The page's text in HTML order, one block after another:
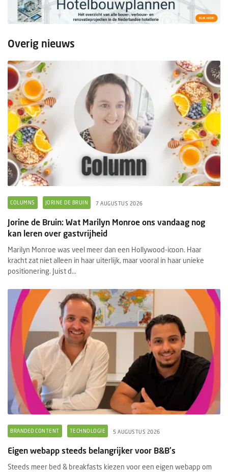
Overig nieuws
COLUMNS JORINE DE BRUIN 7 AUGUSTUS 2026
Jorine de Bruin: Wat Marilyn Monroe ons vandaag nog
kan leren over gastvrijheid
Marilyn Monroe was veel meer dan een Hollywood-icoon. Haar
kracht zat niet alleen in haar uiterlijk, maar vooral in haar unieke
positionering. Juist d...
BRANDED CONTENT TECHNOLOGIE 5 AUGUSTUS 2026
Eigen webapp steeds belangrijker voor B&B's
Steeds meer bed & breakfasts kiezen voor een eigen webapp om